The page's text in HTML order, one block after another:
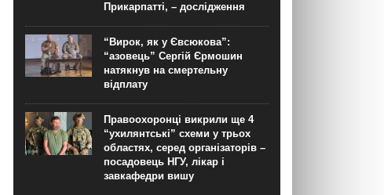
Прикарпатті, – дослідження
“Вирок, як у Євсюкова”:
“азовець” Сергій Єрмошин
натякнув на смертельну
відплату
Правоохоронці викрили ще 4
“ухилянтські” схеми у трьох
областях, серед організаторів –
посадовець НГУ, лікар і
завкафедри вишу